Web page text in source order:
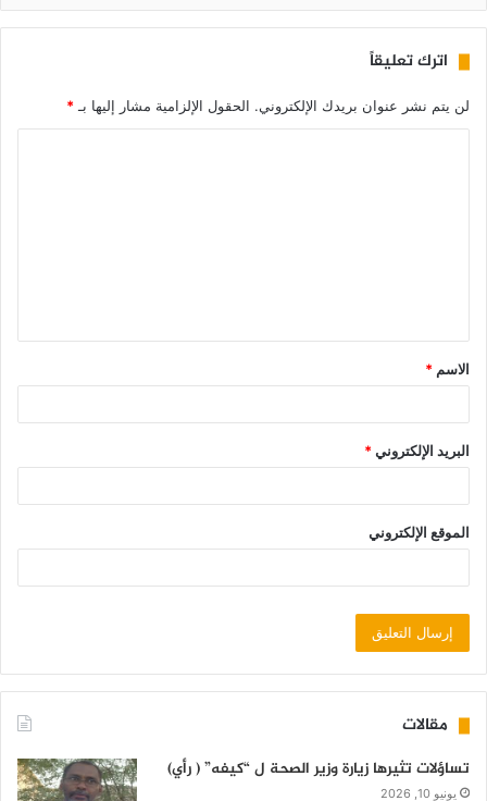
اترك تعليقاً
لن يتم نشر عنوان بريدك الإلكتروني. الحقول الإلزامية مشار إليها بـ *
الاسم *
البريد الإلكتروني*
الموقع الإلكتروني
مقالات
تساؤلات تثيرها زيارة وزير الصحة ل “كيفه” ( رأي)
يونيو 10, 2026